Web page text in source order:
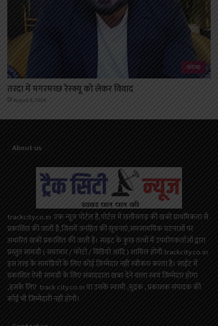
कोरबा
तरदा में मगरमच्छ रेस्क्यू को लेकर विवाद
August 8, 2026
About us
trackcity.co.in एक न्यूज़ पोर्टल है,पोर्टल में छत्तीसगढ़ की खबरें प्राथमिकता से
प्रकाशित की जाती है,जिसमें जनहित की सूचनाएं,समसामयिक घटनाओं पर
अधारित खबरें प्रकाशित की जाती है। साइट के कुछ तत्वों में उपयोगकर्ताओं द्वारा
प्रस्तुत सामग्री ( समाचार / फोटो / विडियो आदि ) शामिल होगी.trackcity.co.in
इस तरह के सामग्रियों के लिए कोई ज़िम्मेदार नहीं स्वीकार करता है। साईट में
प्रकाशित ऐसी सामग्री के लिए संवाददाता खबर देने वाला स्वयं जिम्मेदार होगा
,इसके लिए track city.co.in या उसके स्वामी ,मुद्रक , प्रकाशक संपादक की
कोई भी जिम्मेदारी नहीं होगी।